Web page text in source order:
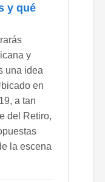
y qué
y
una idea
en
a tan
del Retiro,
la escena